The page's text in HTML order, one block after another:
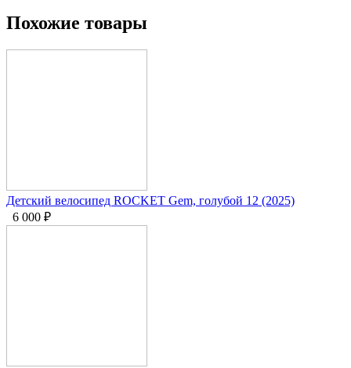
Похожие товары
Детский велосипед ROCKET Gem, голубой 12 (2025)
6 000 ₽